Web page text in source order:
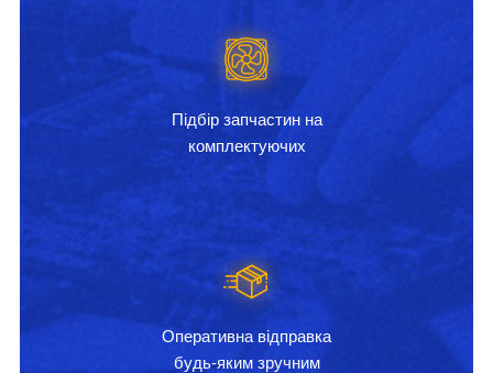
Підбір запчастин на
комплектуючих
Оперативна відправка
будь-яким зручним